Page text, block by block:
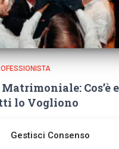
Gestisci Consenso
Cos’è e
lo Vogliono
scambiando le fedi durante la